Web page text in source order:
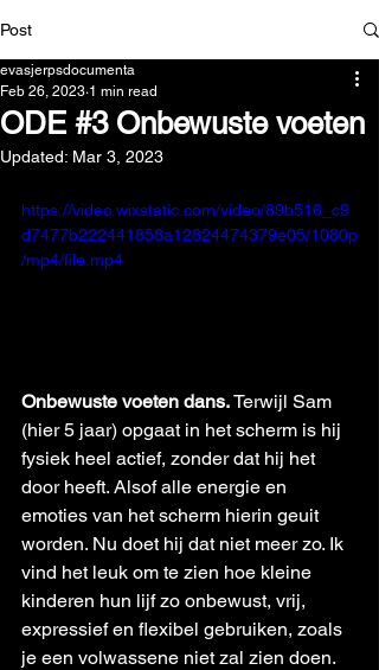
Post
ODE #3 Onbewuste voeten
evasjerpsdocumenta
Feb 26, 2023 1 min read
Updated: Mar 3, 2023
https://video.wixstatic.com/video/89b516_c9
d7477b222441858a12824474379e05/1080p
/mp4/file.mp4
Onbewuste voeten dans. Terwijl Sam
(hier 5 jaar) opgaat in het scherm is hij
fysiek heel actief, zonder dat hij het
door heeft. Alsof alle energie en
emoties van het scherm hierin geuit
worden. Nu doet hij dat niet meer zo. Ik
vind het leuk om te zien hoe kleine
kinderen hun lijf zo onbewust, vrij,
expressief en flexibel gebruiken, zoals
je een volwassene niet zal zien doen.